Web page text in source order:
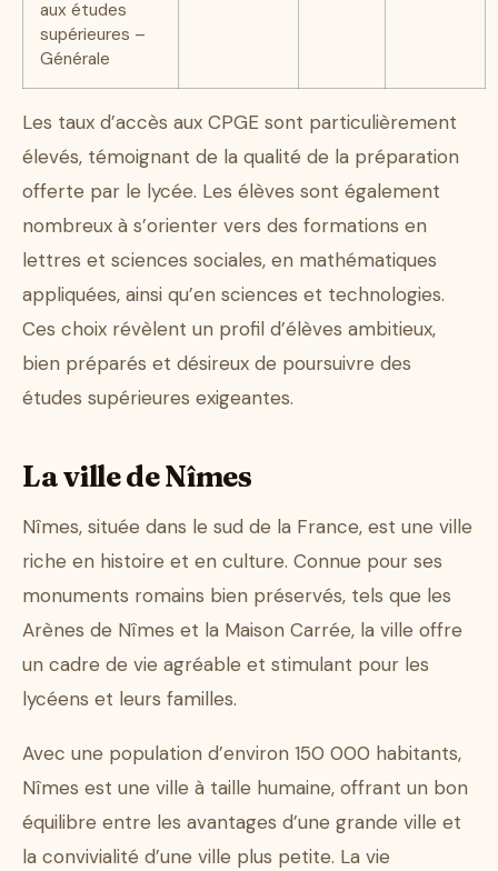
aux études
supérieures –
Générale
Les taux d’accès aux CPGE sont particulièrement
élevés, témoignant de la qualité de la préparation
offerte par le lycée. Les élèves sont également
nombreux à s’orienter vers des formations en
lettres et sciences sociales, en mathématiques
appliquées, ainsi qu’en sciences et technologies.
Ces choix révèlent un profil d’élèves ambitieux,
bien préparés et désireux de poursuivre des
études supérieures exigeantes.
La ville de Nîmes
Nîmes, située dans le sud de la France, est une ville
riche en histoire et en culture. Connue pour ses
monuments romains bien préservés, tels que les
Arènes de Nîmes et la Maison Carrée, la ville offre
un cadre de vie agréable et stimulant pour les
lycéens et leurs familles.
Avec une population d’environ 150 000 habitants,
Nîmes est une ville à taille humaine, offrant un bon
équilibre entre les avantages d’une grande ville et
la convivialité d’une ville plus petite. La vie